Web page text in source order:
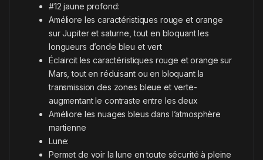
#12 jaune profond:
Améliore les caractéristiques rouge et orange
sur Jupiter et saturne, tout en bloquant les
longueurs d’onde bleu et vert
Éclaircit les caractéristiques rouge et orange sur
Mars, tout en réduisant ou en bloquant la
transmission des zones bleue et verte-
augmentant le contraste entre les deux
Améliore les nuages bleus dans l’atmosphère
martienne
Lune:
Permet de voir la lune en toute sécurité à pleine